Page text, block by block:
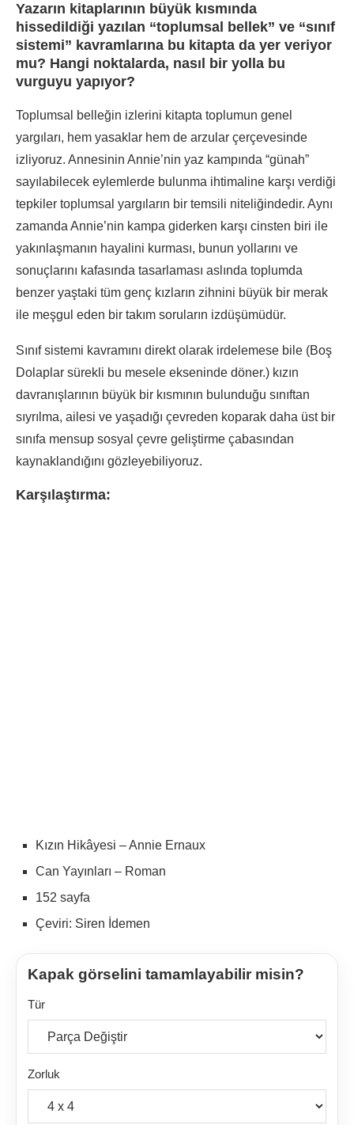
Yazarın kitaplarının büyük kısmında
hissedildiği yazılan “toplumsal bellek” ve “sınıf
sistemi” kavramlarına bu kitapta da yer veriyor
mu? Hangi noktalarda, nasıl bir yolla bu
vurguyu yapıyor?
Toplumsal belleğin izlerini kitapta toplumun genel
yargıları, hem yasaklar hem de arzular çerçevesinde
izliyoruz. Annesinin Annie’nin yaz kampında “günah”
sayılabilecek eylemlerde bulunma ihtimaline karşı verdiği
tepkiler toplumsal yargıların bir temsili niteliğindedir. Aynı
zamanda Annie’nin kampa giderken karşı cinsten biri ile
yakınlaşmanın hayalini kurması, bunun yollarını ve
sonuçlarını kafasında tasarlaması aslında toplumda
benzer yaştaki tüm genç kızların zihnini büyük bir merak
ile meşgul eden bir takım soruların izdüşümüdür.
Sınıf sistemi kavramını direkt olarak irdelemese bile (Boş
Dolaplar sürekli bu mesele ekseninde döner.) kızın
davranışlarının büyük bir kısmının bulunduğu sınıftan
sıyrılma, ailesi ve yaşadığı çevreden koparak daha üst bir
sınıfa mensup sosyal çevre geliştirme çabasından
kaynaklandığını gözleyebiliyoruz.
Karşılaştırma:
Kızın Hikâyesi – Annie Ernaux
Can Yayınları – Roman
152 sayfa
Çeviri: Siren İdemen
Kapak görselini tamamlayabilir misin?
Tür
Zorluk